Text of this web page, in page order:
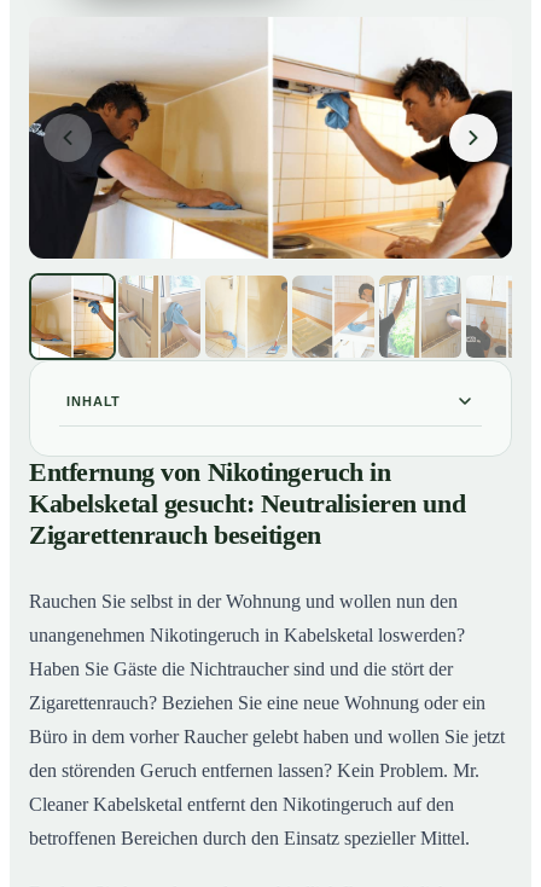
INHALT
01 Entfernung von Nikotingeruch in Kabelsketal gesucht:
Neutralisieren und Zigarettenrauch beseitigen
So entfernen wir Nikotingeruch in Kabelsketal
nachhaltig
Entfernung von Nikotingeruch in
Kabelsketal gesucht: Neutralisieren und
Zigarettenrauch beseitigen
Rauchen Sie selbst in der Wohnung und wollen nun den
unangenehmen Nikotingeruch in Kabelsketal loswerden?
Haben Sie Gäste die Nichtraucher sind und die stört der
Zigarettenrauch? Beziehen Sie eine neue Wohnung oder ein
Büro in dem vorher Raucher gelebt haben und wollen Sie jetzt
den störenden Geruch entfernen lassen? Kein Problem. Mr.
Cleaner Kabelsketal entfernt den Nikotingeruch auf den
betroffenen Bereichen durch den Einsatz spezieller Mittel.